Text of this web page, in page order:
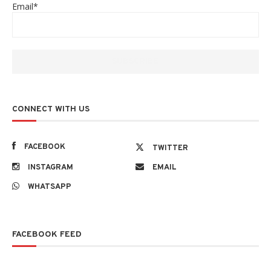
Email*
CONNECT WITH US
FACEBOOK
TWITTER
INSTAGRAM
EMAIL
WHATSAPP
FACEBOOK FEED